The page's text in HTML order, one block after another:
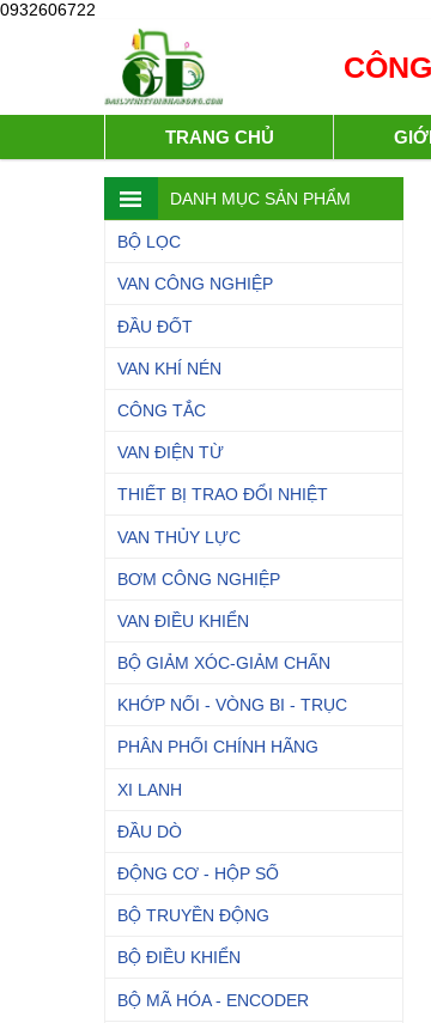
0932606722
TRANG CHỦ
DANH MỤC SẢN PHẨM
BỘ LỌC
VAN CÔNG NGHIỆP
ĐẦU ĐỐT
VAN KHÍ NÉN
CÔNG TẮC
VAN ĐIỆN TỪ
THIẾT BỊ TRAO ĐỔI NHIỆT
VAN THỦY LỰC
BƠM CÔNG NGHIỆP
VAN ĐIỀU KHIỂN
BỘ GIẢM XÓC-GIẢM CHẤN
KHỚP NỐI - VÒNG BI - TRỤC
PHÂN PHỐI CHÍNH HÃNG
XI LANH
ĐẦU DÒ
ĐỘNG CƠ - HỘP SỐ
BỘ TRUYỀN ĐỘNG
BỘ ĐIỀU KHIỂN
BỘ MÃ HÓA - ENCODER